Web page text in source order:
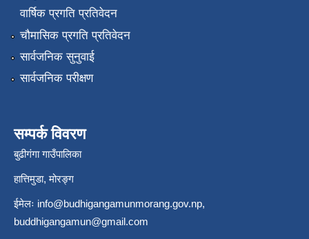
वार्षिक प्रगति प्रतिवेदन
चौमासिक प्रगति प्रतिवेदन
सार्वजनिक सुनुवाई
सार्वजनिक परीक्षण
सम्पर्क विवरण
बुढीगंगा गाउँपालिका
हात्तिमुडा, मोरङ्ग
ईमेलः info@budhigangamunmorang.gov.np,
buddhigangamun@gmail.com